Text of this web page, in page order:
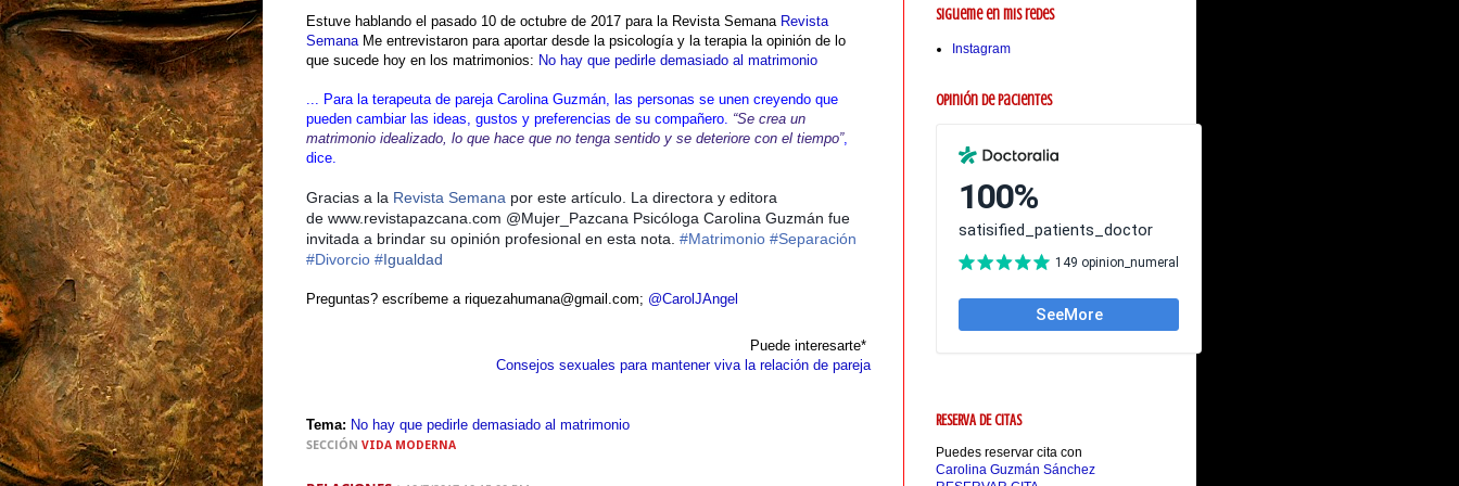
Estuve hablando el pasado 10 de octubre de 2017 para la Revista Semana Revista
Semana Me entrevistaron para aportar desde la psicología y la terapia la opinión de lo
que sucede hoy en los matrimonios: No hay que pedirle demasiado al matrimonio
... Para la terapeuta de pareja Carolina Guzmán, las personas se unen creyendo que
pueden cambiar las ideas, gustos y preferencias de su compañero. “Se crea un
matrimonio idealizado, lo que hace que no tenga sentido y se deteriore con el tiempo”,
dice.
Gracias a la Revista Semana por este artículo. La directora y editora
de www.revistapazcana.com @Mujer_Pazcana Psicóloga Carolina Guzmán fue
invitada a brindar su opinión profesional en esta nota. #Matrimonio #Separación
#Divorcio #Igualdad
Preguntas? escríbeme a riquezahumana@gmail.com; @CarolJAngel
Puede interesarte*
Consejos sexuales para mantener viva la relación de pareja
Tema: No hay que pedirle demasiado al matrimonio
SECCIÓN VIDA MODERNA
Sigueme en mis redes
Instagram
Opinión de pacientes
RESERVA DE CITAS
Puedes reservar cita con
Carolina Guzmán Sánchez